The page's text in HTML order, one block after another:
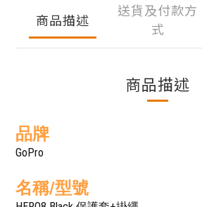
商品描述
送貨及付款方
式
商品描述
品牌
GoPro
名稱/型號